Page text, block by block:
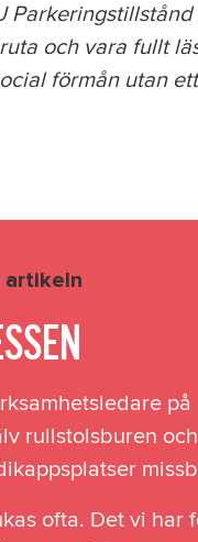
och vara fullt
förmån utan
artikeln
på
rullstolsburen
ofta. Det vi har